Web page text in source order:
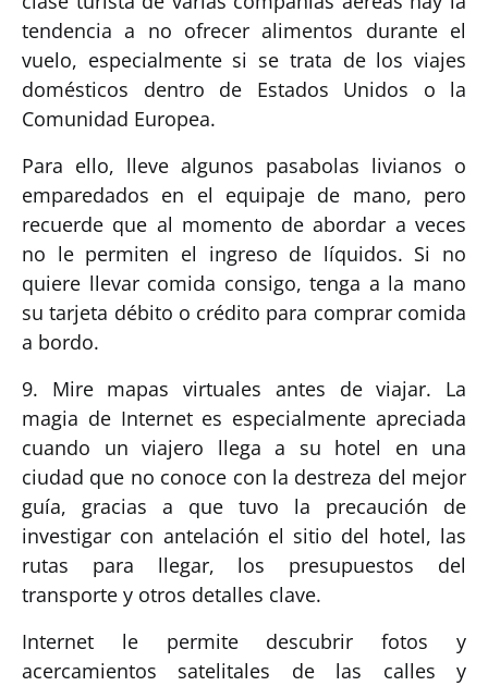
tendencia a no ofrecer alimentos durante el
vuelo, especialmente si se trata de los viajes
domésticos dentro de Estados Unidos o la
Comunidad Europea.
Para ello, lleve algunos pasabolas livianos o
emparedados en el equipaje de mano, pero
recuerde que al momento de abordar a veces
no le permiten el ingreso de líquidos. Si no
quiere llevar comida consigo, tenga a la mano
su tarjeta débito o crédito para comprar comida
a bordo.
9. Mire mapas virtuales antes de viajar. La
magia de Internet es especialmente apreciada
cuando un viajero llega a su hotel en una
ciudad que no conoce con la destreza del mejor
guía, gracias a que tuvo la precaución de
investigar con antelación el sitio del hotel, las
rutas para llegar, los presupuestos del
transporte y otros detalles clave.
Internet le permite descubrir fotos y
acercamientos satelitales de las calles y